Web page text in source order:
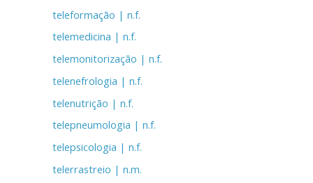
teleformação | n.f.
telemedicina | n.f.
telemonitorização | n.f.
telenefrologia | n.f.
telenutrição | n.f.
telepneumologia | n.f.
telepsicologia | n.f.
telerrastreio | n.m.